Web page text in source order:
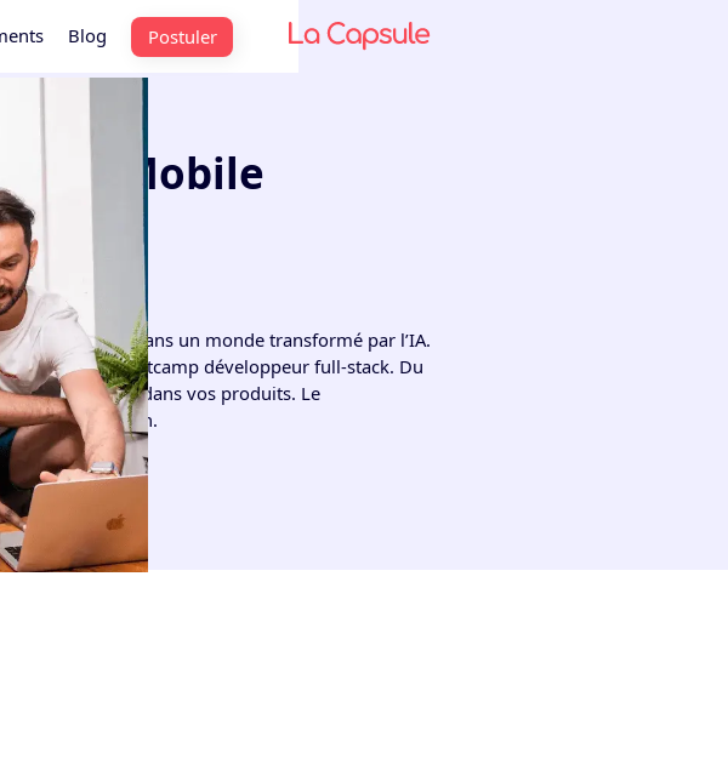
Blog Postuler
& Mobile
web dans un monde transformé par l’IA.
Coding Bootcamp développeur full-stack. Du
artificielle dans vos produits. Le
la transformation.
syllabus